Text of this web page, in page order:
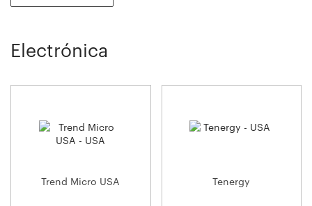
Electrónica
Trend Micro USA Tenergy